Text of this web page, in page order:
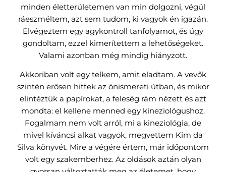
minden életterületemen van min dolgozni, végül
ráeszméltem, azt sem tudom, ki vagyok én igazán.
Elvégeztem egy agykontroll tanfolyamot, és úgy
gondoltam, ezzel kimerítettem a lehetőségeket.
Valami azonban még mindig hiányzott.
Akkoriban volt egy telkem, amit eladtam. A vevők
szintén erősen hittek az önismereti útban, és mikor
elintéztük a papírokat, a feleség rám nézett és azt
mondta: el kellene menned egy kineziológushoz.
Fogalmam nem volt arról, mi a kineziológia, de
mivel kíváncsi alkat vagyok, megvettem Kim da
Silva könyvét. Mire a végére értem, már időpontom
volt egy szakemberhez. Az oldások aztán olyan